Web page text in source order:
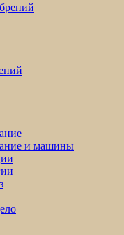
и машины